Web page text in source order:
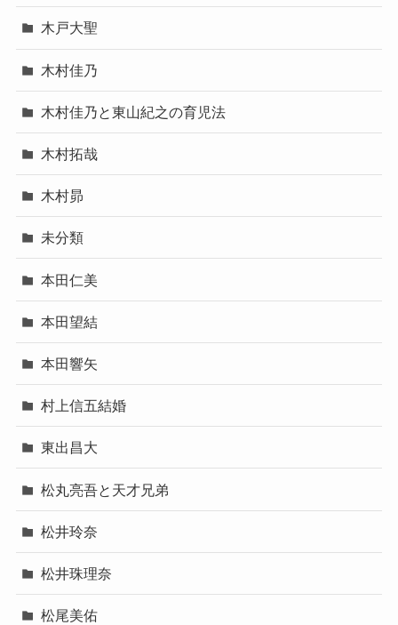
木戸大聖
木村佳乃
木村佳乃と東山紀之の育児法
木村拓哉
木村昴
未分類
本田仁美
本田望結
本田響矢
村上信五結婚
東出昌大
松丸亮吾と天才兄弟
松井玲奈
松井珠理奈
松尾美佑